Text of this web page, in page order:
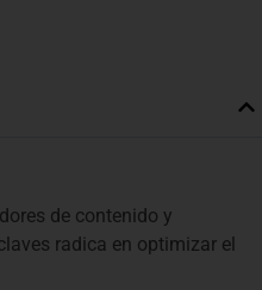
de contenido y
radica en optimizar el